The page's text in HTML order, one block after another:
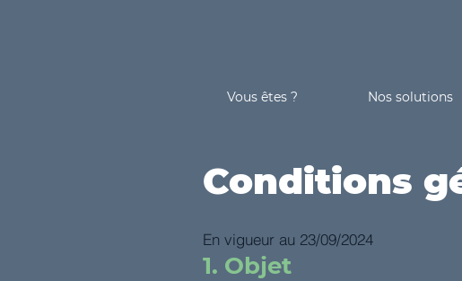
Vous êtes ? Nos solutions
Conditions
En vigueur au 23/09/2024
1. Objet